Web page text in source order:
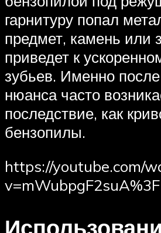
гарнитуру попал
предмет, камень или
приведет к
зубьев. Именно после
нюанса часто
последствие, как
бензопилы.
https://youtube.com/
v=mWubpgF2suA%3F